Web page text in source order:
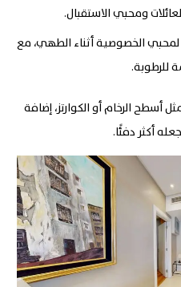
ومحبي الاستقبال.
الخصوصية أثناء الطهي، مع
للرطوبة.
الرخام أو الكوارتز، إضافة
أكثر دفئًا.